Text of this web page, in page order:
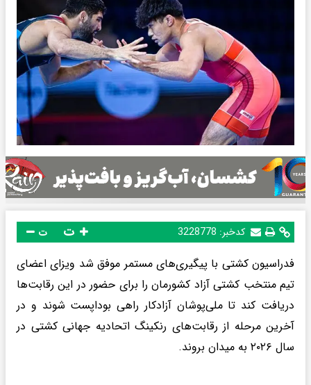
کدخبر: 3228778 ت
فدراسیون کشتی با پیگیری‌های مستمر موفق شد ویزای اعضای
تیم منتخب کشتی آزاد کشورمان را برای حضور در این رقابت‌ها
دریافت کند تا ملی‌پوشان آزادکار راهی بوداپست شوند و در
آخرین مرحله از رقابت‌های رنکینگ اتحادیه جهانی کشتی در
سال ۲۰۲۶ به میدان بروند.